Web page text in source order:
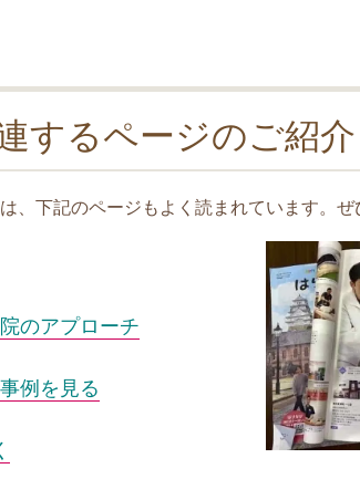
するページのご紹介
、下記のページもよく読まれています。ぜ
のアプローチ
例を見る